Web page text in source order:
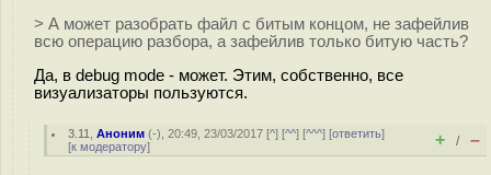
> А может разобрать файл с битым концом, не зафейлив
всю операцию разбора, а зафейлив только битую часть?
Да, в debug mode - может. Этим, собственно, все
визуализаторы пользуются.
3.11 ,Аноним (-), 20:49, 23/03/2017 [^] [^^] [^^^] [ответить]
[к модератору] + / –